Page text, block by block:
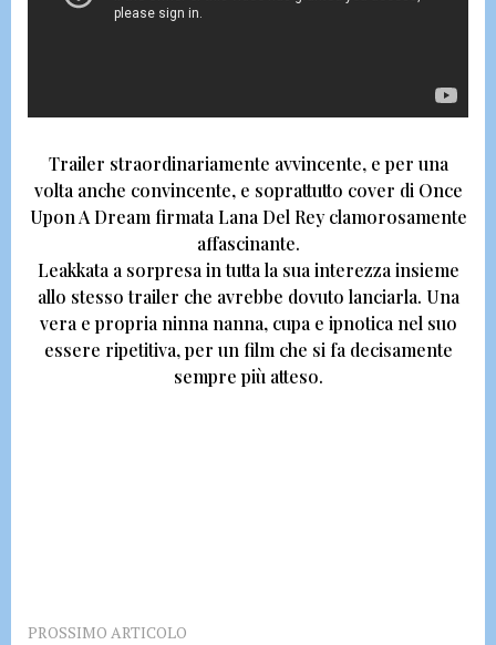
Trailer straordinariamente avvincente,e per una
volta anche convincente, e soprattutto cover di Once
Upon A Dream firmata Lana Del Reyclamorosamente
affascinante.
Leakkata a sorpresa in tutta la sua interezza insieme
allo stesso trailer che avrebbe dovuto lanciarla. Una
vera e propria ninna nanna, cupa e ipnotica nel suo
essere ripetitiva,per un film che si fa decisamente
sempre più atteso.
PROSSIMO ARTICOLO